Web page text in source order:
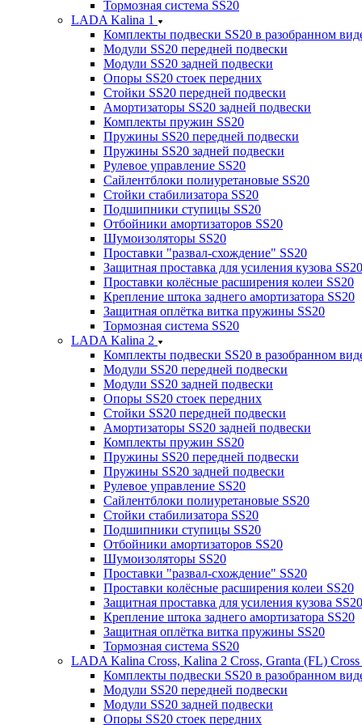
Тормозная система SS20
LADA Kalina 1
Комплекты подвески SS20 в разобранном
Модули SS20 передней подвески
Модули SS20 задней подвески
Опоры SS20 стоек передних
Стойки SS20 передней подвески
Амортизаторы SS20 задней подвески
Комплекты пружин SS20
Пружины SS20 передней подвески
Пружины SS20 задней подвески
Рулевое управление SS20
Сайлентблоки полиуретановые SS20
Стойки стабилизатора SS20
Подшипники ступицы SS20
Отбойники амортизаторов SS20
Шумоизоляторы SS20
Проставки "развал-схождение" SS20
Защитная проставка для усиления кузова SS20
Проставки колёсные расширения колеи SS20
Крепление штока заднего амортизатора SS20
Защитная оплётка витка пружины SS20
Тормозная система SS20
LADA Kalina 2
Комплекты подвески SS20 в разобранном
Модули SS20 передней подвески
Модули SS20 задней подвески
Опоры SS20 стоек передних
Стойки SS20 передней подвески
Амортизаторы SS20 задней подвески
Комплекты пружин SS20
Пружины SS20 передней подвески
Пружины SS20 задней подвески
Рулевое управление SS20
Сайлентблоки полиуретановые SS20
Стойки стабилизатора SS20
Подшипники ступицы SS20
Отбойники амортизаторов SS20
Шумоизоляторы SS20
Проставки "развал-схождение" SS20
Проставки колёсные расширения колеи SS20
Защитная проставка для усиления кузова SS20
Крепление штока заднего амортизатора SS20
Защитная оплётка витка пружины SS20
Тормозная система SS20
LADA Kalina Cross, Kalina 2 Cross, Granta (FL) Cross
Комплекты подвески SS20 в разобранном
Модули SS20 передней подвески
Модули SS20 задней подвески
Опоры SS20 стоек передних